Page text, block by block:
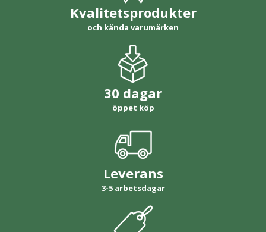
Kvalitetsprodukter
och kända varumärken
30 dagar
öppet köp
Leverans
3-5 arbetsdagar